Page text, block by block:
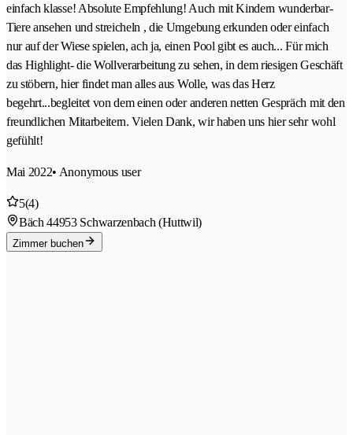
einfach klasse! Absolute Empfehlung! Auch mit Kindern wunderbar-
Tiere ansehen und streicheln , die Umgebung erkunden oder einfach
nur auf der Wiese spielen, ach ja, einen Pool gibt es auch... Für mich
das Highlight- die Wollverarbeitung zu sehen, in dem riesigen Geschäft
zu stöbern, hier findet man alles aus Wolle, was das Herz
begehrt...begleitet von dem einen oder anderen netten Gespräch mit den
freundlichen Mitarbeitern. Vielen Dank, wir haben uns hier sehr wohl
gefühlt!
Mai 2022• Anonymous user
5(4)
Bäch 44953 Schwarzenbach (Huttwil)
Zimmer buchen